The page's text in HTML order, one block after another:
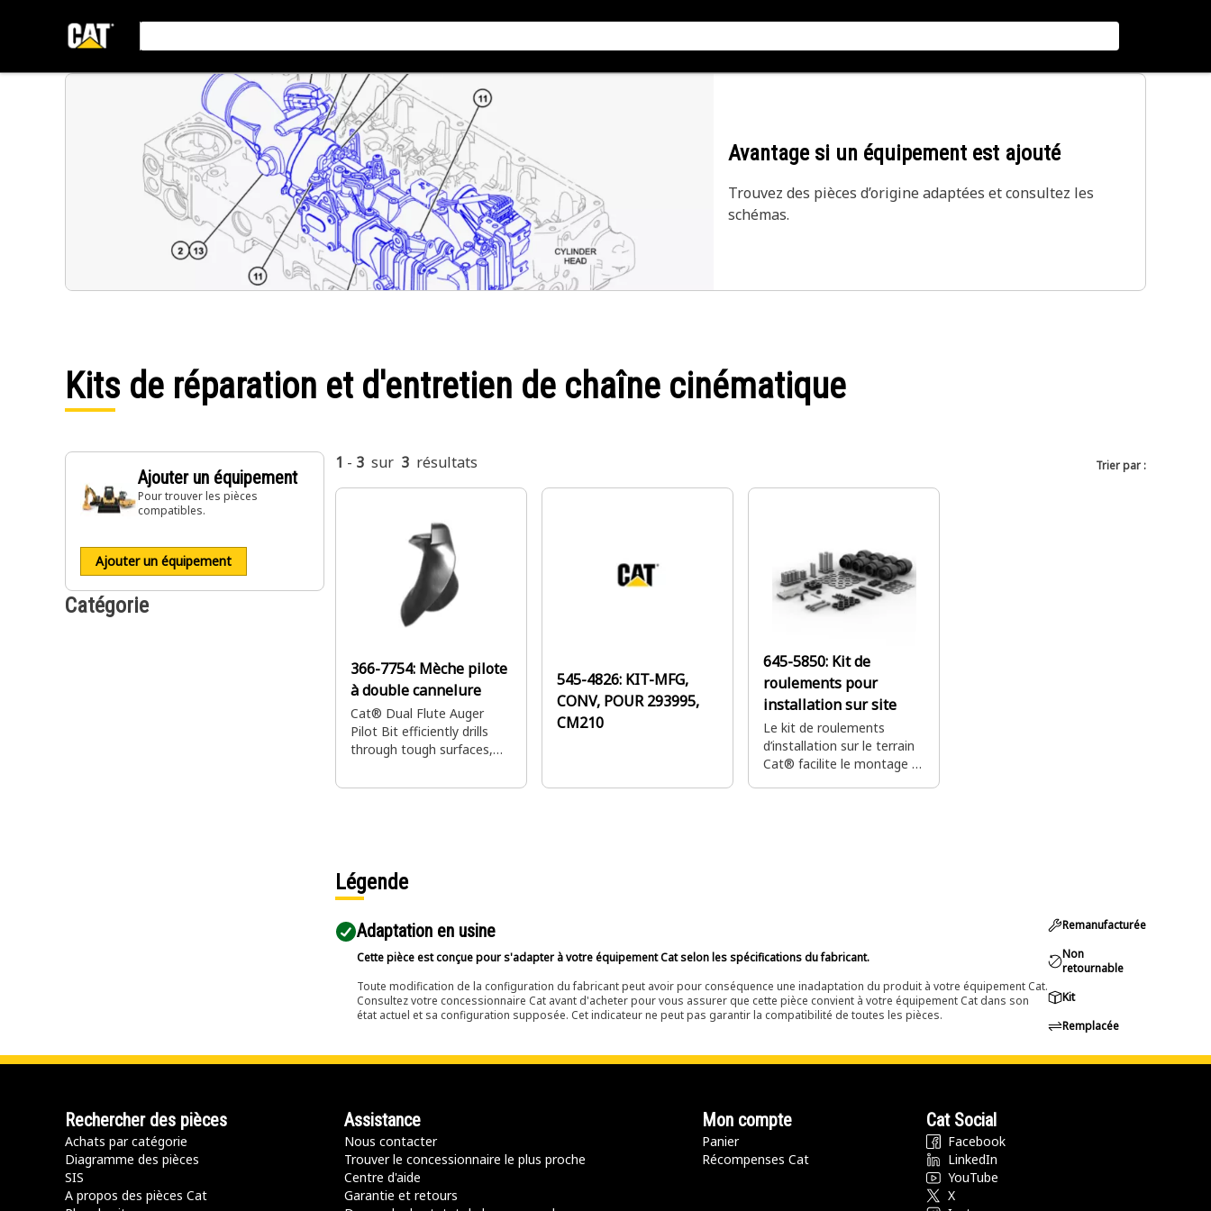
Avantage si un équipement est ajouté
Trouvez des pièces d’origine adaptées et consultez les
schémas.
Kits de réparation et d'entretien de chaîne cinématique
Ajouter un équipement
Pour trouver les pièces
compatibles.
Ajouter un équipement
Catégorie
1 - 3 sur 3 résultats Trier par :
366-7754: Mèche pilote
à double cannelure
Cat® Dual Flute Auger
Pilot Bit efficiently drills
through tough surfaces,
durability for equipment
545-4826: KIT-MFG,
CONV, POUR 293995,
CM210
645-5850: Kit de
roulements pour
installation sur site
Le kit de roulements
d’installation sur le terrain
Cat® facilite le montage et
Légende
Adaptation en usine
Cette pièce est conçue pour s'adapter à votre équipement Cat selon les spécifications du fabricant.
Toute modification de la configuration du fabricant peut avoir pour conséquence une inadaptation du produit à votre équipement Cat.
Consultez votre concessionnaire Cat avant d'acheter pour vous assurer que cette pièce convient à votre équipement Cat dans son
état actuel et sa configuration supposée. Cet indicateur ne peut pas garantir la compatibilité de toutes les pièces.
Remanufacturée
Non
retournable
Kit
Remplacée
Rechercher des pièces
Achats par catégorie
Diagramme des pièces
SIS
A propos des pièces Cat
Assistance
Nous contacter
Trouver le concessionnaire le plus proche
Centre d'aide
Garantie et retours
Mon compte
Panier
Récompenses Cat
Cat Social
Facebook
LinkedIn
YouTube
X